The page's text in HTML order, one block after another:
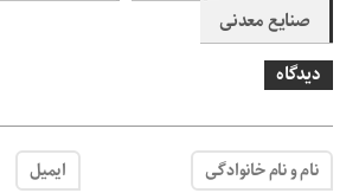
صنایع معدنی
دیدگاه
نام و نام خانوادگی ایمیل